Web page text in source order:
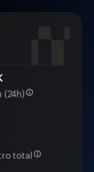
(24h)
total